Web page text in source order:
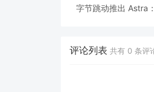
字节跳动推出 Astra
评论列表 共有 0 条评